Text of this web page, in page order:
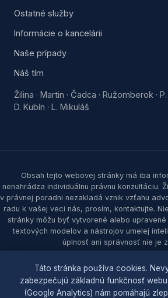
Ostatné služby
Informácie o kancelárii
Naše prípady
Náš tím
Žilina · Martin · Čadca · Ružomberok ·
D. Kubín · L. Mikuláš
Obsah tejto webovej stránky má iba
nenahrádza individuálnu právnu konzultáciu.
v právnej poradni nezakladá vznik vzťahu
radu k vašej veci nás, prosím, kontaktujte.
stránky môžu byť vytvorené alebo
textových modelov a nástrojov umelej
úplnosť ani správnosť nie je
© 2026 Samec & partners, s. r. o.
Ochrana osobných údajov | Zásady
Táto stránka používa cookies.
zabezpečujú základnú funkčnosť
(Google Analytics) nám pomáhajú